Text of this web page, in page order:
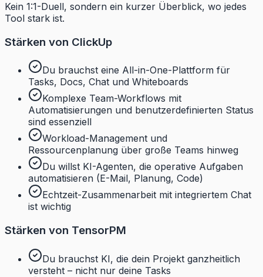
Kein 1:1-Duell, sondern ein kurzer Überblick, wo jedes
Tool stark ist.
Stärken von ClickUp
Du brauchst eine All-in-One-Plattform für
Tasks, Docs, Chat und Whiteboards
Komplexe Team-Workflows mit
Automatisierungen und benutzerdefinierten Status
sind essenziell
Workload-Management und
Ressourcenplanung über große Teams hinweg
Du willst KI-Agenten, die operative Aufgaben
automatisieren (E-Mail, Planung, Code)
Echtzeit-Zusammenarbeit mit integriertem Chat
ist wichtig
Stärken von TensorPM
Du brauchst KI, die dein Projekt ganzheitlich
versteht – nicht nur deine Tasks